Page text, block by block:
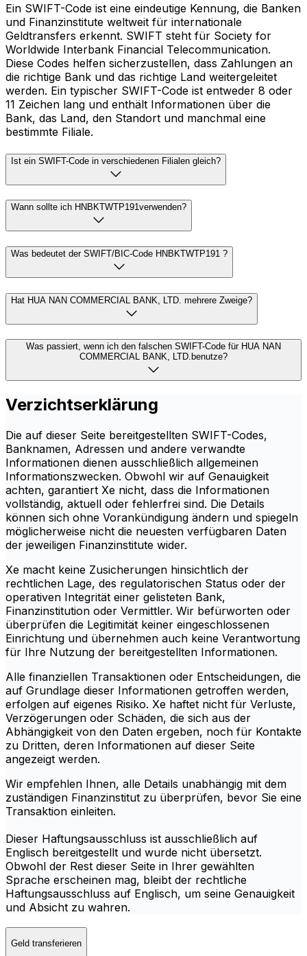
Ein SWIFT-Code ist eine eindeutige Kennung, die Banken
und Finanzinstitute weltweit für internationale
Geldtransfers erkennt. SWIFT steht für Society for
Worldwide Interbank Financial Telecommunication.
Diese Codes helfen sicherzustellen, dass Zahlungen an
die richtige Bank und das richtige Land weitergeleitet
werden. Ein typischer SWIFT-Code ist entweder 8 oder
11 Zeichen lang und enthält Informationen über die
Bank, das Land, den Standort und manchmal eine
bestimmte Filiale.
Ist ein SWIFT-Code in verschiedenen Filialen gleich?
Wann sollte ich HNBKTWTP191verwenden?
Was bedeutet der SWIFT/BIC-Code HNBKTWTP191 ?
Hat HUA NAN COMMERCIAL BANK, LTD. mehrere Zweige?
Was passiert, wenn ich den falschen SWIFT-Code für HUA NAN
COMMERCIAL BANK, LTD.benutze?
Verzichtserklärung
Die auf dieser Seite bereitgestellten SWIFT-Codes,
Banknamen, Adressen und andere verwandte
Informationen dienen ausschließlich allgemeinen
Informationszwecken. Obwohl wir auf Genauigkeit
achten, garantiert Xe nicht, dass die Informationen
vollständig, aktuell oder fehlerfrei sind. Die Details
können sich ohne Vorankündigung ändern und spiegeln
möglicherweise nicht die neuesten verfügbaren Daten
der jeweiligen Finanzinstitute wider.
Xe macht keine Zusicherungen hinsichtlich der
rechtlichen Lage, des regulatorischen Status oder der
operativen Integrität einer gelisteten Bank,
Finanzinstitution oder Vermittler. Wir befürworten oder
überprüfen die Legitimität keiner eingeschlossenen
Einrichtung und übernehmen auch keine Verantwortung
für Ihre Nutzung der bereitgestellten Informationen.
Alle finanziellen Transaktionen oder Entscheidungen, die
auf Grundlage dieser Informationen getroffen werden,
erfolgen auf eigenes Risiko. Xe haftet nicht für Verluste,
Verzögerungen oder Schäden, die sich aus der
Abhängigkeit von den Daten ergeben, noch für Kontakte
zu Dritten, deren Informationen auf dieser Seite
angezeigt werden.
Wir empfehlen Ihnen, alle Details unabhängig mit dem
zuständigen Finanzinstitut zu überprüfen, bevor Sie eine
Transaktion einleiten.
Dieser Haftungsausschluss ist ausschließlich auf
Englisch bereitgestellt und wurde nicht übersetzt.
Obwohl der Rest dieser Seite in Ihrer gewählten
Sprache erscheinen mag, bleibt der rechtliche
Haftungsausschluss auf Englisch, um seine Genauigkeit
und Absicht zu wahren.
Geld transferieren